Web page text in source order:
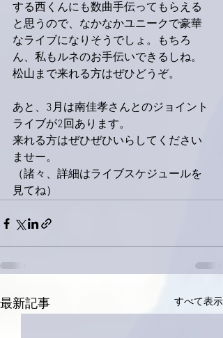
する西くんにも数曲手伝ってもらえる
と思うので、なかなかユニークで豪華
なライブになりそうでしょ。もちろ
ん、私もルネのお手伝いできるしね。
松山まで来れる方はぜひどうぞ。
あと、3月は南佳孝さんとのジョイント
ライブが2回あります。
来れる方はぜひぜひいらしてください
ませー。
（諸々、詳細はライブスケジュールを
見てね）
最新記事 すべて表示